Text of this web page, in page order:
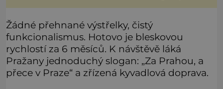
Žádné přehnané výstřelky, čistý
funkcionalismus. Hotovo je bleskovou
rychlostí za 6 měsíců. K návštěvě láká
Pražany jednoduchý slogan: „Za Prahou, a
přece v Praze“ a zřízená kyvadlová doprava.